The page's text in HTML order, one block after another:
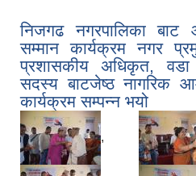
निजगढ नगरपालिका बाट
सम्मान कार्यक्रम नगर
प्रशासकीय अधिकृत, वडा
सदस्य बाटजेष्ठ नागरिक
कार्यक्रम सम्पन्न भयो
,